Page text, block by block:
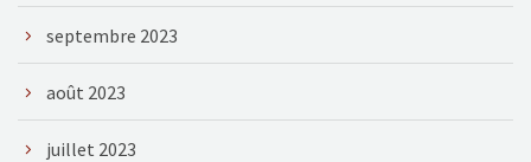
septembre 2023
août 2023
juillet 2023